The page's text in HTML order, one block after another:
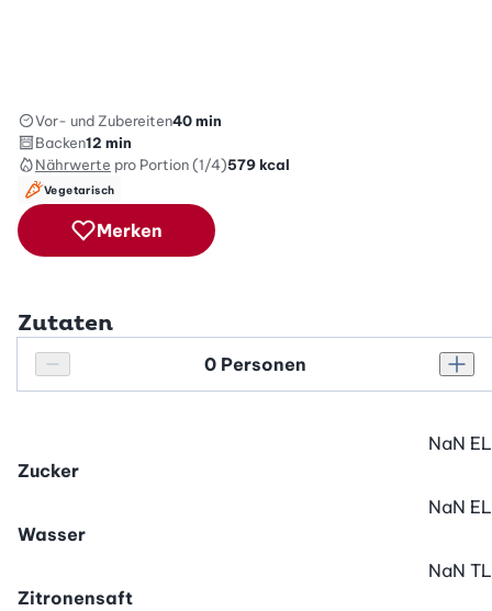
Vor- und Zubereiten40 min
Backen12 min
Nährwerte pro Portion (1/4)579kcal
Vegetarisch
Merken
Zutaten
Personenanzahl verringern
Personenanzahl
Zucker
NaN EL
Wasser
NaN EL
Zitronensaft
NaN TL